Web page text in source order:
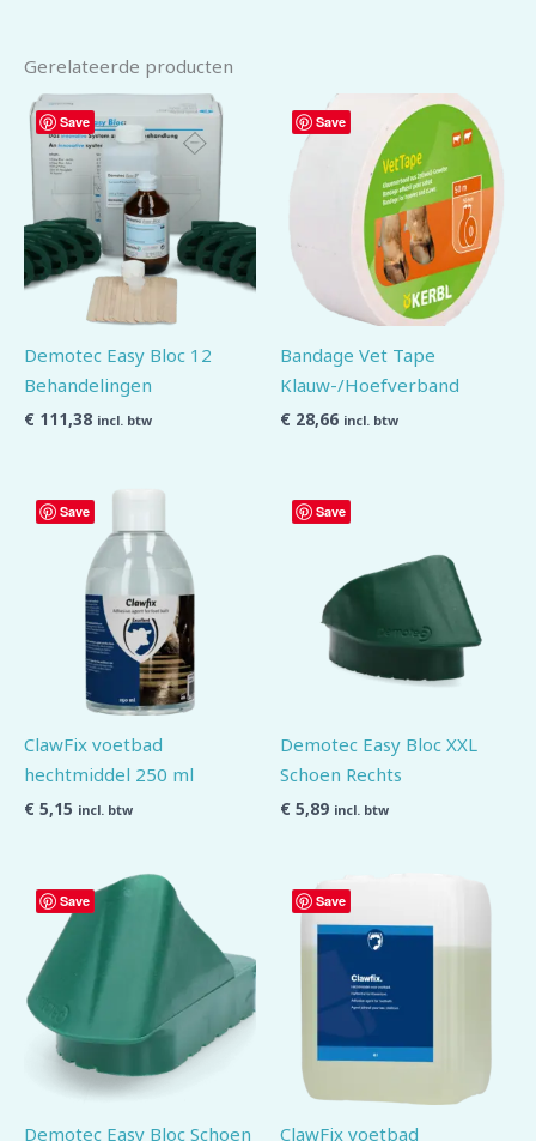
Gerelateerde producten
Save
Demotec Easy Bloc 12
Behandelingen
€ 111,38 incl. btw
Save
Bandage Vet Tape
Klauw-/Hoefverband
€ 28,66 incl. btw
Save
ClawFix voetbad
hechtmiddel 250 ml
€ 5,15 incl. btw
Save
Demotec Easy Bloc XXL
Schoen Rechts
€ 5,89 incl. btw
Save
Demotec Easy Bloc Schoen
Save
ClawFix voetbad